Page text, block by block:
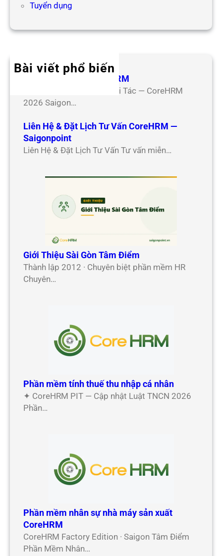
Tuyển dụng
Bài viết phổ biến
Hợp Tác Đối Tác CoreHRM
Chương Trình Hợp Tác Đối Tác — CoreHRM
2026 Saigon…
Liên Hệ & Đặt Lịch Tư Vấn CoreHRM —
Saigonpoint
Liên Hệ & Đặt Lịch Tư Vấn Tư vấn miễn…
Giới Thiệu Sài Gòn Tâm Điểm
Thành lập 2012 · Chuyên biệt phần mềm HR
Chuyên…
Phần mềm tính thuế thu nhập cá nhân
✦ CoreHRM PIT — Cập nhật Luật TNCN 2026
Phần…
Phần mềm nhân sự nhà máy sản xuất
CoreHRM
CoreHRM Factory Edition · Saigon Tâm Điểm
Phần Mềm Nhân…